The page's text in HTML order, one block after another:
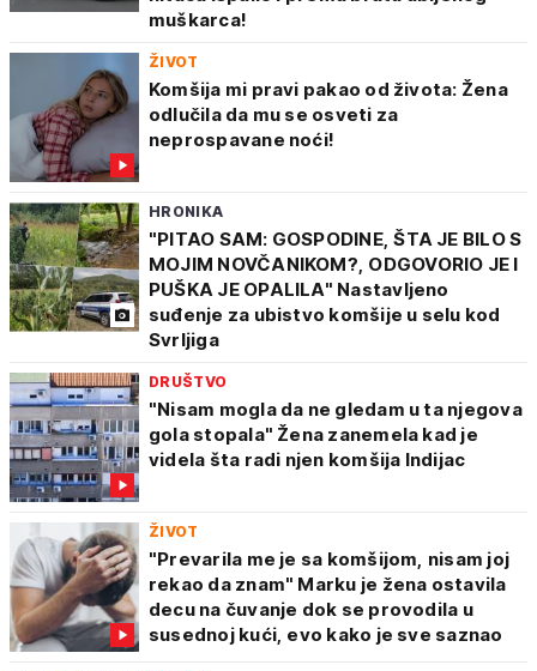
muškarca!
ŽIVOT
Komšija mi pravi pakao od života: Žena
odlučila da mu se osveti za
neprospavane noći!
HRONIKA
"PITAO SAM: GOSPODINE, ŠTA JE BILO S
MOJIM NOVČANIKOM?, ODGOVORIO JE I
PUŠKA JE OPALILA" Nastavljeno
suđenje za ubistvo komšije u selu kod
Svrljiga
DRUŠTVO
"Nisam mogla da ne gledam u ta njegova
gola stopala" Žena zanemela kad je
videla šta radi njen komšija Indijac
ŽIVOT
"Prevarila me je sa komšijom, nisam joj
rekao da znam" Marku je žena ostavila
decu na čuvanje dok se provodila u
susednoj kući, evo kako je sve saznao